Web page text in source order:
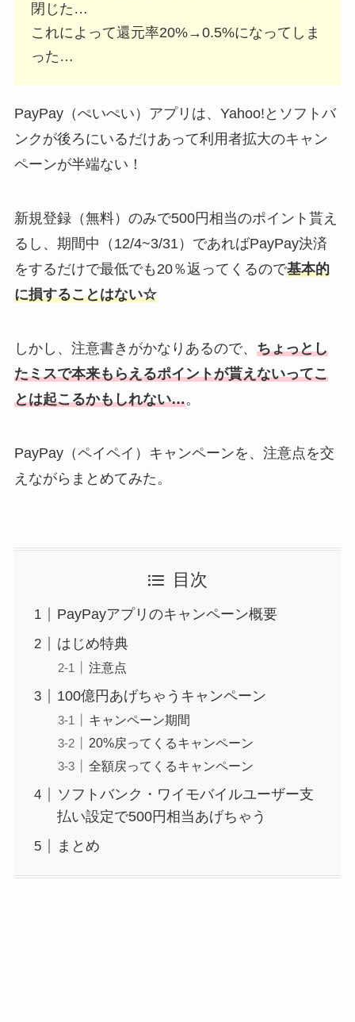
閉じた…
これによって還元率20%→0.5%になってしま
った…
PayPay（ぺいぺい）アプリは、Yahoo!とソフトバ
ンクが後ろにいるだけあって利用者拡大のキャン
ペーンが半端ない！
新規登録（無料）のみで500円相当のポイント貰え
るし、期間中（12/4~3/31）であればPayPay決済
をするだけで最低でも20％返ってくるので基本的
に損することはない☆
しかし、注意書きがかなりあるので、 ちょっとし
たミスで本来もらえるポイントが貰えないってこ
とは起こるかもしれない…。
PayPay（ペイペイ）キャンペーンを、注意点を交
えながらまとめてみた。
目次
PayPayアプリのキャンペーン概要
はじめ特典
注意点
100億円あげちゃうキャンペーン
キャンペーン期間
20%戻ってくるキャンペーン
全額戻ってくるキャンペーン
ソフトバンク・ワイモバイルユーザー支
払い設定で500円相当あげちゃう
まとめ